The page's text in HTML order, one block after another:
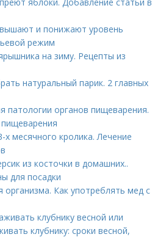
и понижают уровень
режим
на зиму. Рецепты из
натуральный парик. 2 главных
патологии органов пищеварения.
х месячного кролика. Лечение
из косточки в домашних..
для посадки
организма. Как употреблять мед с
клубнику весной или
клубнику: сроки весной,